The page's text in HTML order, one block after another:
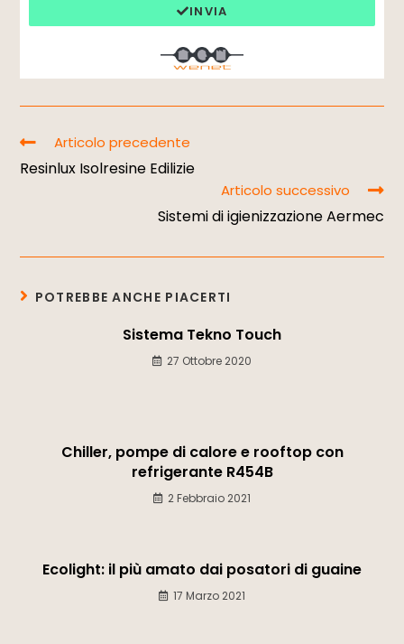
INVIA
Articolo precedente
Resinlux Isolresine Edilizie
Articolo successivo
Sistemi di igienizzazione Aermec
POTREBBE ANCHE PIACERTI
Sistema Tekno Touch
27 Ottobre 2020
Chiller, pompe di calore e rooftop con
refrigerante R454B
2 Febbraio 2021
Ecolight: il più amato dai posatori di guaine
17 Marzo 2021